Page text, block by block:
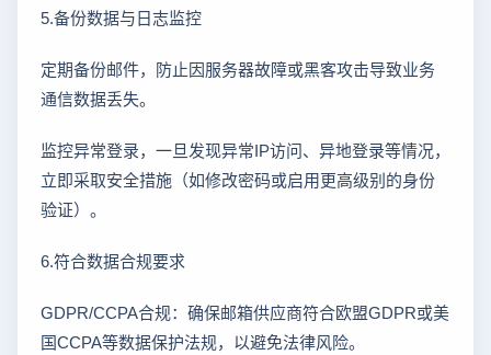
5.备份数据与日志监控
定期备份邮件，防止因服务器故障或黑客攻击导致业务
通信数据丢失。
监控异常登录，一旦发现异常IP访问、异地登录等情况，
立即采取安全措施（如修改密码或启用更高级别的身份
验证）。
6.符合数据合规要求
GDPR/CCPA合规：确保邮箱供应商符合欧盟GDPR或美
国CCPA等数据保护法规，以避免法律风险。